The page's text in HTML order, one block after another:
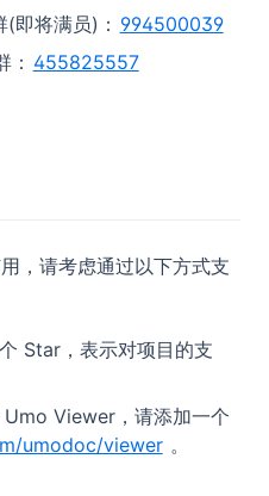
即将满员)： 994500039
455825557
，请考虑通过以下方式支
Star，表示对项目的支
Viewer，请添加一个
umodoc/viewer 。